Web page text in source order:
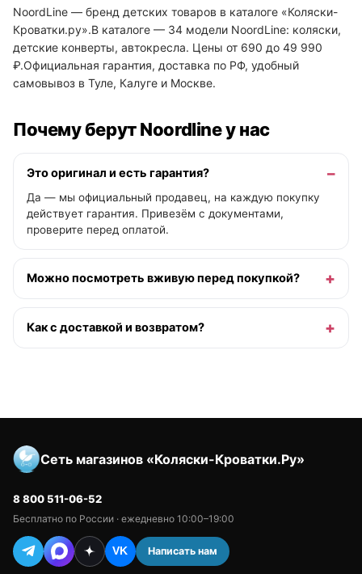
NoordLine — бренд детских товаров в каталоге «Коляски-
Кроватки.ру».В каталоге — 34 модели NoordLine: коляски,
детские конверты, автокресла. Цены от 690 до 49 990
₽.Официальная гарантия, доставка по РФ, удобный
самовывоз в Туле, Калуге и Москве.
Почему берут Noordline у нас
Это оригинал и есть гарантия?
Да — мы официальный продавец, на каждую покупку
действует гарантия. Привезём с документами,
проверите перед оплатой.
Можно посмотреть вживую перед покупкой?
Как с доставкой и возвратом?
Сеть магазинов «Коляски-Кроватки.Ру»
8 800 511-06-52
Бесплатно по России · ежедневно 10:00–19:00
VK Написать нам